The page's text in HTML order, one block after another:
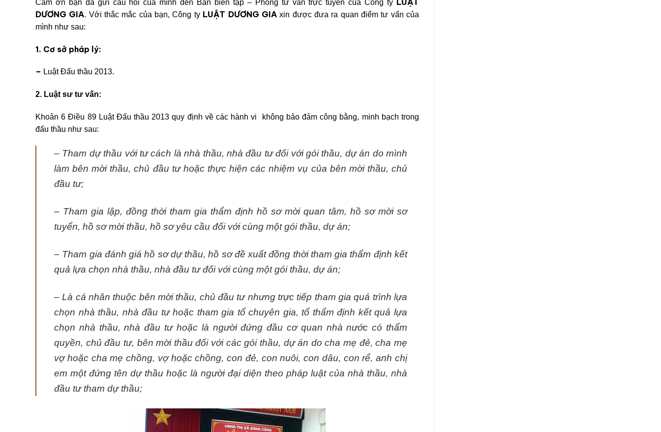
Cám ơn bạn đã gửi câu hỏi của mình đến Ban biên tập – Phòng tư vấn trực tuyến của Công ty
DƯƠNG GIA. Với thắc mắc của bạn, Công ty LUẬT DƯƠNG GIAxin được đưa ra quan điểm tư vấn của
mình như sau:
1. Cơ sở pháp lý:
– Luật Đấu thầu 2013.
2. Luật sư tư vấn:
Khoản 6 Điều 89 Luật Đấu thầu 2013 quy định về các hành vi không bảo đảm công bằng, minh bạch trong
đấu thầu như sau:
– Tham dự thầu với tư cách là nhà thầu, nhà đầu tư đối với gói thầu, dự án do mình
làm bên mời thầu, chủ đầu tư hoặc thực hiện các nhiệm vụ của bên mời thầu, chủ
đầu tư;
– Tham gia lập, đồng thời tham gia thẩm định hồ sơ mời quan tâm, hồ sơ mời sơ
tuyển, hồ sơ mời thầu, hồ sơ yêu cầu đối với cùng một gói thầu, dự án;
– Tham gia đánh giá hồ sơ dự thầu, hồ sơ đề xuất đồng thời tham gia thẩm định kết
quả lựa chọn nhà thầu, nhà đầu tư đối với cùng một gói thầu, dự án;
– Là cá nhân thuộc bên mời thầu, chủ đầu tư nhưng trực tiếp tham gia quá trình lựa
chọn nhà thầu, nhà đầu tư hoặc tham gia tổ chuyên gia, tổ thẩm định kết quả lựa
chọn nhà thầu, nhà đầu tư hoặc là người đứng đầu cơ quan nhà nước có thẩm
quyền, chủ đầu tư, bên mời thầu đối với các gói thầu, dự án do cha mẹ đẻ, cha mẹ
vợ hoặc cha mẹ chồng, vợ hoặc chồng, con đẻ, con nuôi, con dâu, con rể, anh chị
em một đứng tên dự thầu hoặc là người đại diện theo pháp luật của nhà thầu, nhà
đầu tư tham dự thầu;